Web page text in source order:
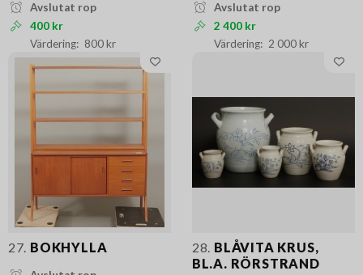
Avslutat rop
400 kr
800 kr
Avslutat rop
2 400 kr
2 000 kr
27. BOKHYLLA 28. BLÅVITA KRUS,
BL.A. RÖRSTRAND